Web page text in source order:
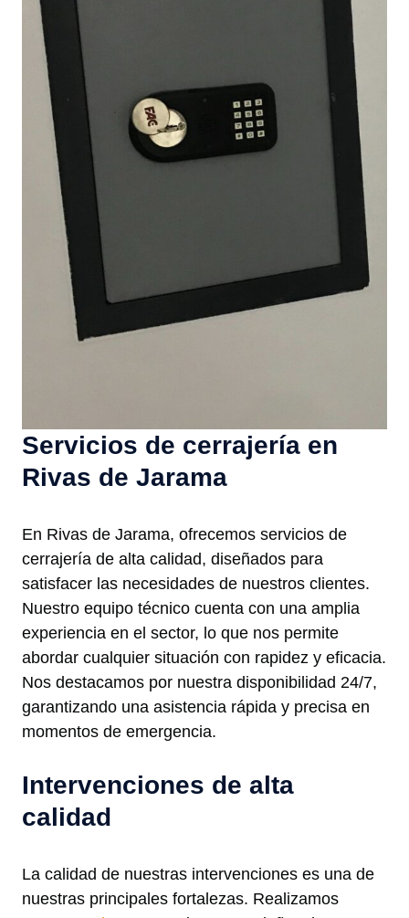
Servicios de cerrajería en
Rivas de Jarama
En Rivas de Jarama, ofrecemos servicios de
cerrajería de alta calidad, diseñados para
satisfacer las necesidades de nuestros clientes.
Nuestro equipo técnico cuenta con una amplia
experiencia en el sector, lo que nos permite
abordar cualquier situación con rapidez y eficacia.
Nos destacamos por nuestra disponibilidad 24/7,
garantizando una asistencia rápida y precisa en
momentos de emergencia.
Intervenciones de alta
calidad
La calidad de nuestras intervenciones es una de
nuestras principales fortalezas. Realizamos